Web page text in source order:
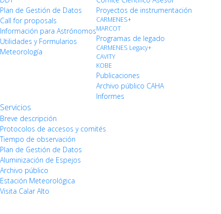
Plan de Gestión de Datos
Call for proposals
Información para Astrónomos
Utilidades y Formularios
Meteorología
Proyectos de instrumentación
CARMENES+
MARCOT
Programas de legado
CARMENES Legacy+
CAVITY
KOBE
Publicaciones
Archivo público CAHA
Informes
Servicios
Breve descripción
Protocolos de accesos y comités
Tiempo de observación
Plan de Gestión de Datos
Aluminización de Espejos
Archivo público
Estación Meteorológica
Visita Calar Alto